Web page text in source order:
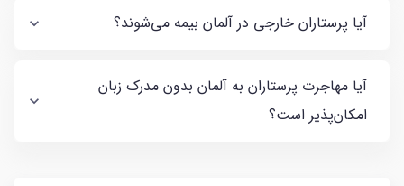
آیا پرستاران خارجی در آلمان بیمه می‌شوند؟
آیا مهاجرت پرستاران به آلمان بدون مدرک زبان
امکان‌پذیر است؟